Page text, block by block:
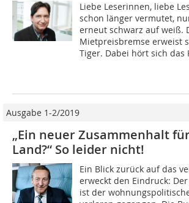
Liebe Leserinnen, liebe
schon länger vermutet,
erneut schwarz auf weiß.
Mietpreisbremse erweist
Tiger. Dabei hört sich das
Ausgabe 1-2/2019
„Ein neuer Zusammenhalt
Land?“ So leider nicht!
Ein Blick zurück auf das
erweckt den Eindruck:
ist der